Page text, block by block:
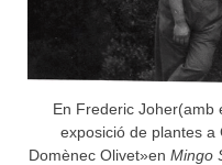
En Frederic Joher(amb
exposició de plantes a
Domènec Olivet»en Mingo